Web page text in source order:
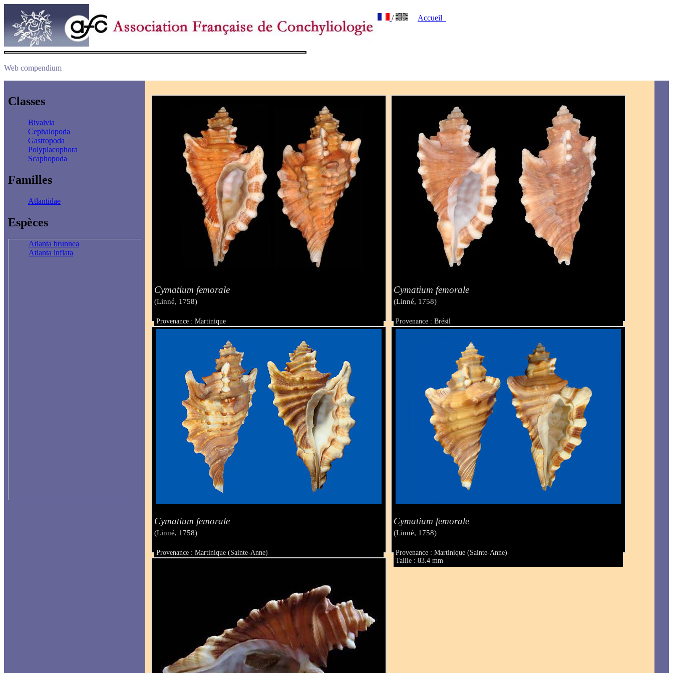
/ Accueil
Web compendium
Classes
Bivalvia
Cephalopoda
Gastropoda
Polyplacophora
Scaphopoda
Familles
Atlantidae
Espèces
Atlanta brunnea
Atlanta inflata
Cymatium femorale
(Linné, 1758)
Provenance : Martinique
Taille : 13.1 mm
Cymatium femorale
(Linné, 1758)
Provenance : Brésil
Taille : 71 mm
Cymatium femorale
(Linné, 1758)
Provenance : Martinique (Sainte-Anne)
Taille : 10.5 mm
Cymatium femorale
(Linné, 1758)
Provenance : Martinique (Sainte-Anne)
Taille : 83.4 mm